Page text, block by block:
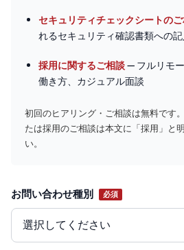
セキュリティチェックシートの
れるセキュリティ確認書類への
採用に関するご相談— フルリモ
働き方、カジュアル面談
初回のヒアリング・ご相談は無料です
たは採用のご相談は本文に「採用」と
い。
Website
お問い合わせ種別 必須